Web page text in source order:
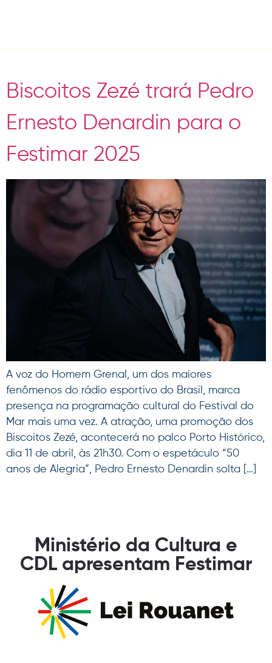
Tag:Pedro Denardin
Biscoitos Zezé trará Pedro
Ernesto Denardin para o
Festimar 2025
A voz do Homem Grenal, um dos maiores
fenômenos do rádio esportivo do Brasil, marca
presença na programação cultural do Festival do
Mar mais uma vez. A atração, uma promoção dos
Biscoitos Zezé, acontecerá no palco Porto Histórico,
dia 11 de abril, às 21h30. Com o espetáculo “50
anos de Alegria”, Pedro Ernesto Denardin solta […]
Ministério da Cultura e
CDL apresentam Festimar